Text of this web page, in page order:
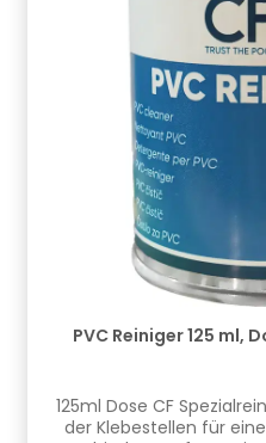
PVC Reiniger 125 ml,
125ml Dose CF
der Klebestellen für